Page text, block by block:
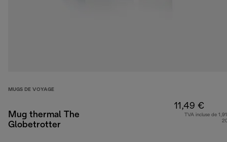
MUGS DE VOYAGE
Mug thermal The
Globetrotter
11,49 €
TVA incluse de